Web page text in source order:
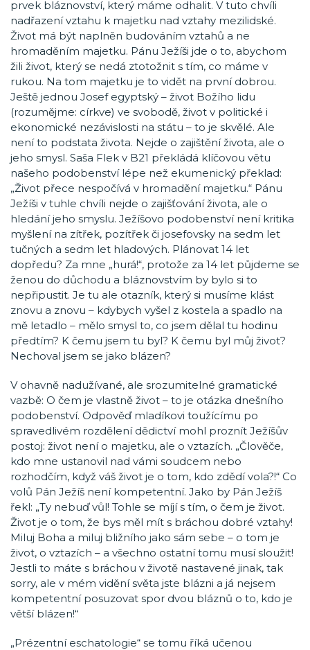
prvek bláznovství, který máme odhalit. V tuto chvíli
nadřazení vztahu k majetku nad vztahy mezilidské.
Život má být naplněn budováním vztahů a ne
hromaděním majetku. Pánu Ježíši jde o to, abychom
žili život, který se nedá ztotožnit s tím, co máme v
rukou. Na tom majetku je to vidět na první dobrou.
Ještě jednou Josef egyptský – život Božího lidu
(rozumějme: církve) ve svobodě, život v politické i
ekonomické nezávislosti na státu – to je skvělé. Ale
není to podstata života. Nejde o zajištění života, ale o
jeho smysl. Saša Flek v B21 překládá klíčovou větu
našeho podobenství lépe než ekumenický překlad:
„Život přece nespočívá v hromadění majetku.“ Pánu
Ježíši v tuhle chvíli nejde o zajišťování života, ale o
hledání jeho smyslu. Ježíšovo podobenství není kritika
myšlení na zítřek, pozítřek či josefovsky na sedm let
tučných a sedm let hladových. Plánovat 14 let
dopředu? Za mne „hurá!“, protože za 14 let půjdeme se
ženou do důchodu a bláznovstvím by bylo si to
nepřipustit. Je tu ale otazník, který si musíme klást
znovu a znovu – kdybych vyšel z kostela a spadlo na
mě letadlo – mělo smysl to, co jsem dělal tu hodinu
předtím? K čemu jsem tu byl? K čemu byl můj život?
Nechoval jsem se jako blázen?
V ohavně nadužívané, ale srozumitelné gramatické
vazbě: O čem je vlastně život – to je otázka dnešního
podobenství. Odpověď mladíkovi toužícímu po
spravedlivém rozdělení dědictví mohl proznít Ježíšův
postoj: život není o majetku, ale o vztazích. „Člověče,
kdo mne ustanovil nad vámi soudcem nebo
rozhodčím, když váš život je o tom, kdo zdědí vola?!“ Co
volů Pán Ježíš není kompetentní. Jako by Pán Ježíš
řekl: „Ty nebuď vůl! Tohle se míjí s tím, o čem je život.
Život je o tom, že bys měl mít s bráchou dobré vztahy!
Miluj Boha a miluj bližního jako sám sebe – o tom je
život, o vztazích – a všechno ostatní tomu musí sloužit!
Jestli to máte s bráchou v životě nastavené jinak, tak
sorry, ale v mém vidění světa jste blázni a já nejsem
kompetentní posuzovat spor dvou bláznů o to, kdo je
větší blázen!“
„Prézentní eschatologie“ se tomu říká učenou